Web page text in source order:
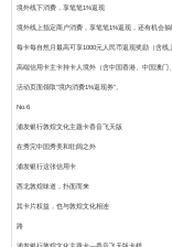
境外线下消费，享笔笔1%返现
境外线上指定商户消费，享笔笔1%返现，还有机会抽
每卡每自然月最高可享1000元人民币返现奖励 （含线
高端信用卡主卡持卡人境外（含中国香港、中国澳门
活动页面领取“境内消费1%返现券”。
No.6
浦发银行敦煌文化主题卡香音飞天版
在秀完中国秀美和壮阔之外
浦发银行这张信用卡
西北敦煌味道，扑面而来
其卡片权益，也与敦煌文化相连
路